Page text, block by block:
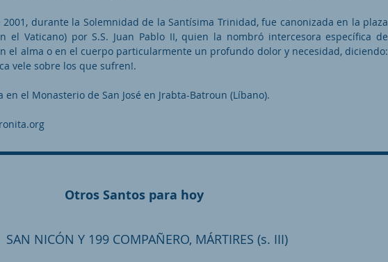
durante la Solemnidad de la Santísima Trinidad, fue canonizada en la plaza
el Vaticano) por S.S. Juan Pablo II, quien la nombró intercesora específica de
el alma o en el cuerpo particularmente un profundo dolor y necesidad, diciendo:
vele sobre los que sufren!.
en el Monasterio de San José en Jrabta-Batroun (Líbano).
Otros Santos para hoy
SAN NICÓN Y 199 COMPAÑERO, MÁRTIRES (s. III)